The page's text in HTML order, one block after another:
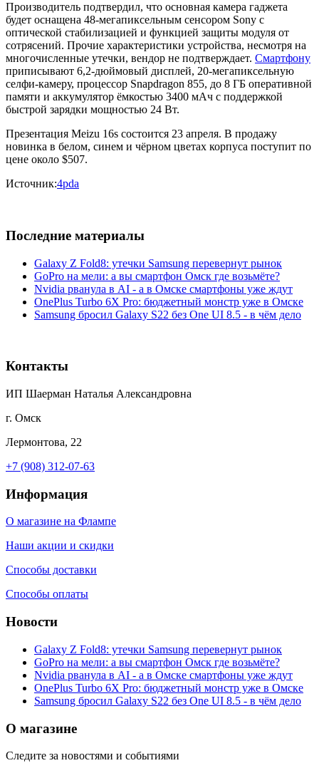
Производитель подтвердил, что основная камера гаджета
будет оснащена 48-мегапиксельным сенсором Sony с
оптической стабилизацией и функцией защиты модуля от
сотрясений. Прочие характеристики устройства, несмотря на
многочисленные утечки, вендор не подтверждает. Смартфону
приписывают 6,2-дюймовый дисплей, 20-мегапиксельную
селфи-камеру, процессор Snapdragon 855, до 8 ГБ оперативной
памяти и аккумулятор ёмкостью 3400 мАч с поддержкой
быстрой зарядки мощностью 24 Вт.
Презентация Meizu 16s состоится 23 апреля. В продажу
новинка в белом, синем и чёрном цветах корпуса поступит по
цене около $507.
Источник:4pda
Последние материалы
Galaxy Z Fold8: утечки Samsung перевернут рынок
GoPro на мели: а вы смартфон Омск где возьмёте?
Nvidia рванула в AI - а в Омске смартфоны уже ждут
OnePlus Turbo 6X Pro: бюджетный монстр уже в Омске
Samsung бросил Galaxy S22 без One UI 8.5 - в чём дело
Контакты
ИП Шаерман Наталья Александровна
г. Омск
Лермонтова, 22
+7 (908) 312-07-63
Информация
О магазине на Флампе
Наши акции и скидки
Способы доставки
Способы оплаты
Новости
Galaxy Z Fold8: утечки Samsung перевернут рынок
GoPro на мели: а вы смартфон Омск где возьмёте?
Nvidia рванула в AI - а в Омске смартфоны уже ждут
OnePlus Turbo 6X Pro: бюджетный монстр уже в Омске
Samsung бросил Galaxy S22 без One UI 8.5 - в чём дело
О магазине
Следите за новостями и событиями